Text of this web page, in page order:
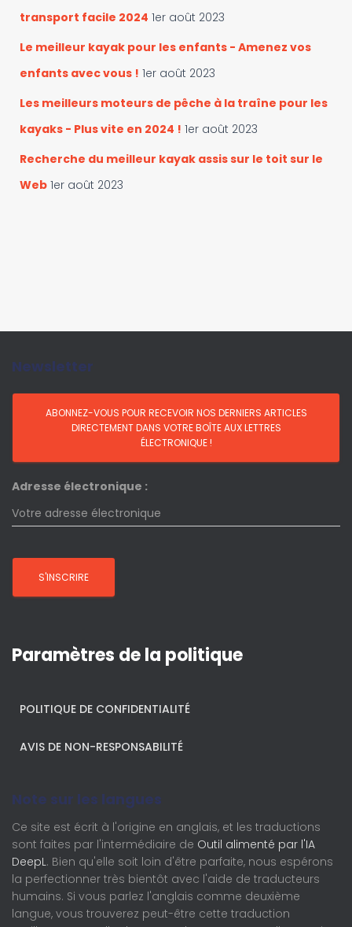
transport facile 2024 1er août 2023
Le meilleur kayak pour les enfants - Amenez vos
enfants avec vous ! 1er août 2023
Les meilleurs moteurs de pêche à la traîne pour les
kayaks - Plus vite en 2024 ! 1er août 2023
Recherche du meilleur kayak assis sur le toit sur le
Web 1er août 2023
Newsletter
Adresse électronique :
Paramètres de la politique
POLITIQUE DE CONFIDENTIALITÉ
AVIS DE NON-RESPONSABILITÉ
Note sur les langues
Ce site est écrit à l'origine en anglais, et les traductions
sont faites par l'intermédiaire de Outil alimenté par l'IA
DeepL. Bien qu'elle soit loin d'être parfaite, nous espérons
la perfectionner très bientôt avec l'aide de traducteurs
humains. Si vous parlez l'anglais comme deuxième
langue, vous trouverez peut-être cette traduction